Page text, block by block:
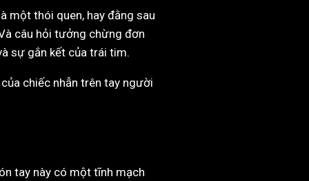
một thói quen, hay đằng sau
câu hỏi tưởng chừng đơn
sự gắn kết của trái tim.
chiếc nhẫn trên tay người
tay này có một tĩnh mạch